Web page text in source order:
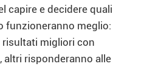
capire e decidere quali
funzioneranno meglio:
migliori con
altri risponderanno alle